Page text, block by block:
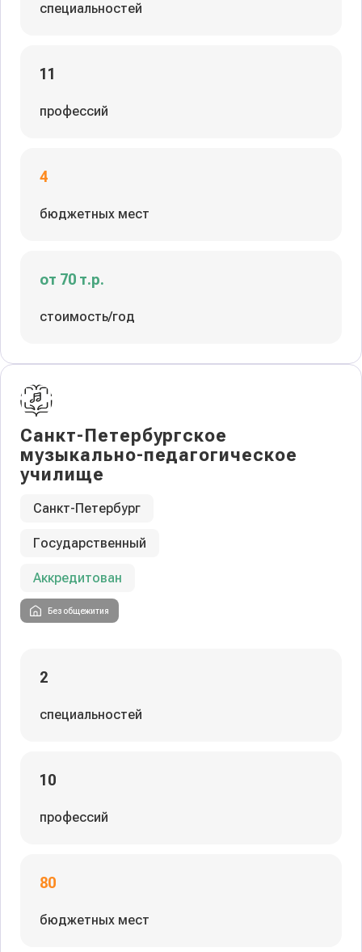
специальностей
11
профессий
4
бюджетных мест
от 70 т.р.
стоимость/год
Санкт-Петербургское
музыкально-педагогическое
училище
Санкт-Петербург
Государственный
Аккредитован
Без общежития
2
специальностей
10
профессий
80
бюджетных мест